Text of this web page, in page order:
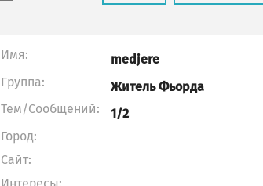
Имя: medjere
Группа: Житель Фьорда
Тем/Сообщений: 1/2
Город:
Сайт: